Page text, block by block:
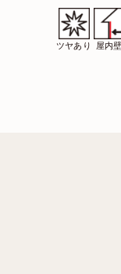
コータイル
ッ…
ツヤあり 屋内壁